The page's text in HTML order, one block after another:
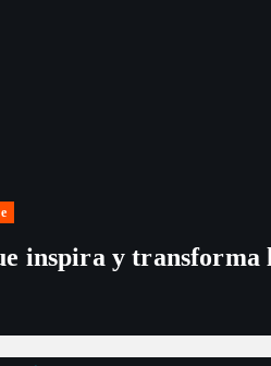
inspira y transforma